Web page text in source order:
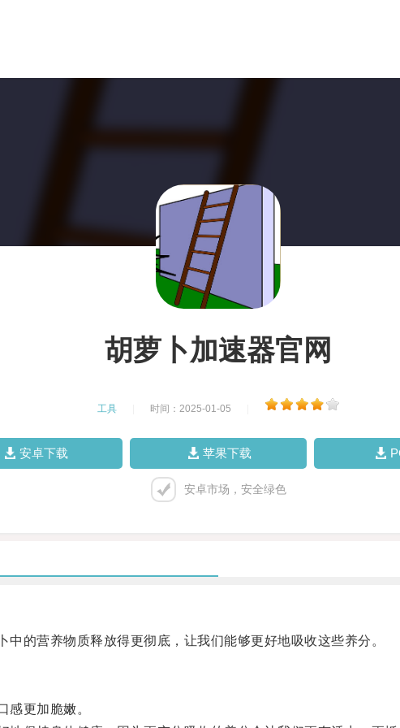
胡萝卜加速器官网
工具 时间：2025-01-05
安卓下载 苹果下载
安卓市场，安全绿色
的营养物质释放得更彻底，让我们能够更好地吸收这些养分。
更加脆嫩。